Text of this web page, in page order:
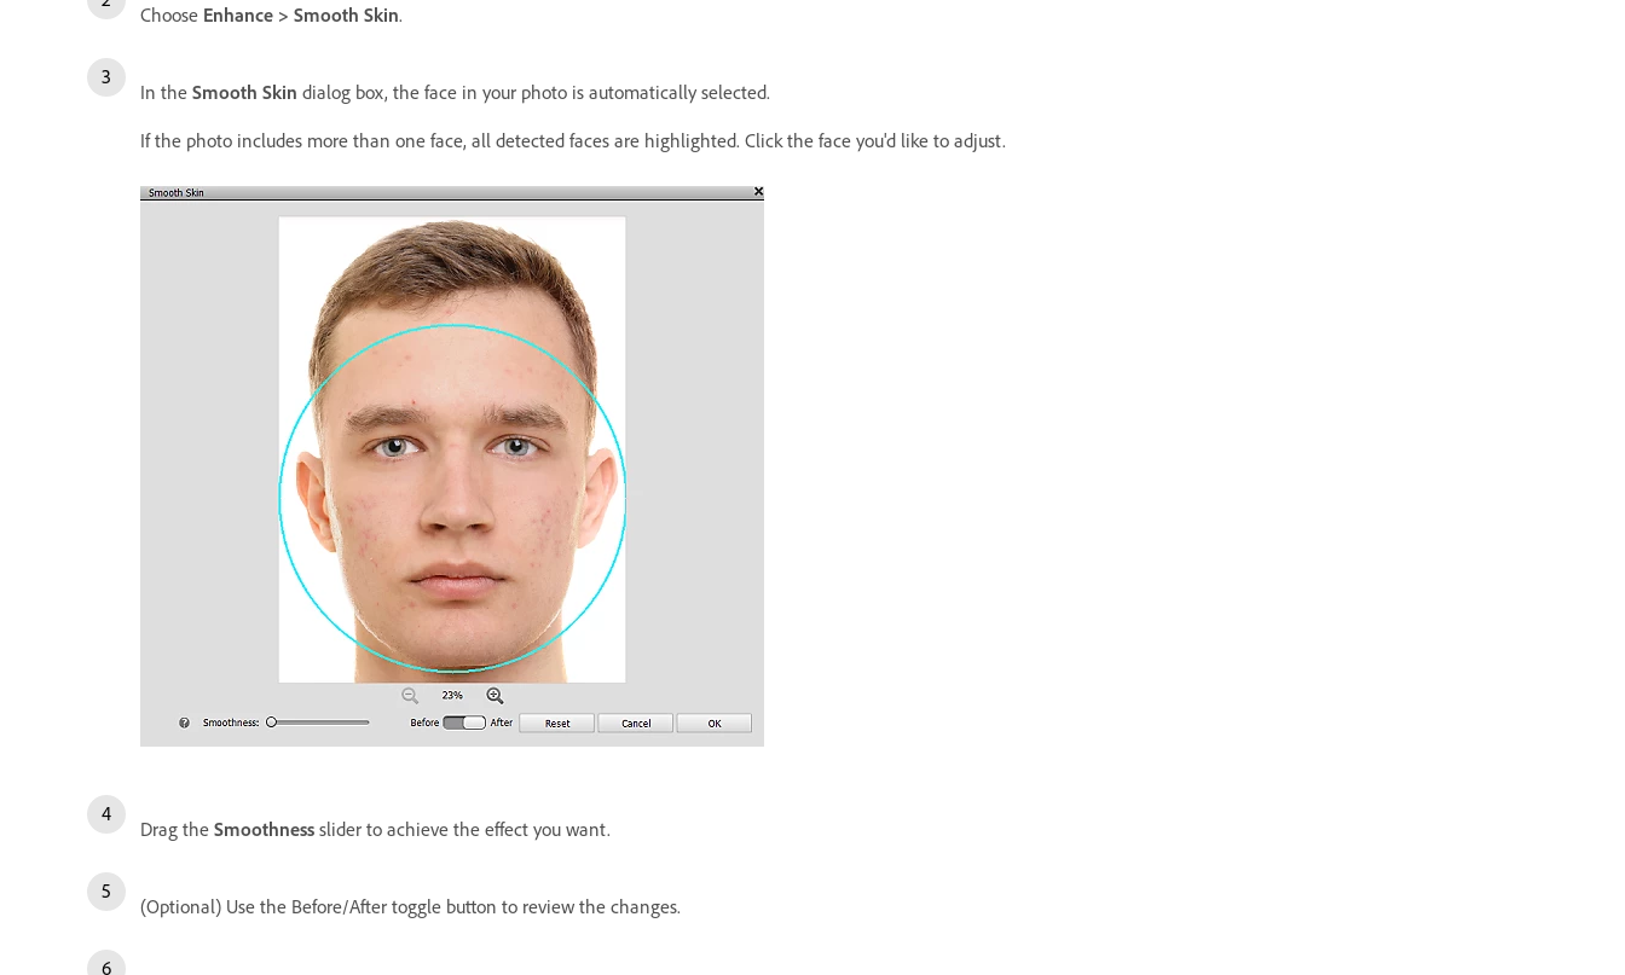
Choose Enhance > Smooth Skin.
In the Smooth Skin dialog box, the face in your photo is automatically selected.
If the photo includes more than one face, all detected faces are highlighted. Click the face you'd like to adjust.
Drag the Smoothness slider to achieve the effect you want.
(Optional) Use the Before/After toggle button to review the changes.